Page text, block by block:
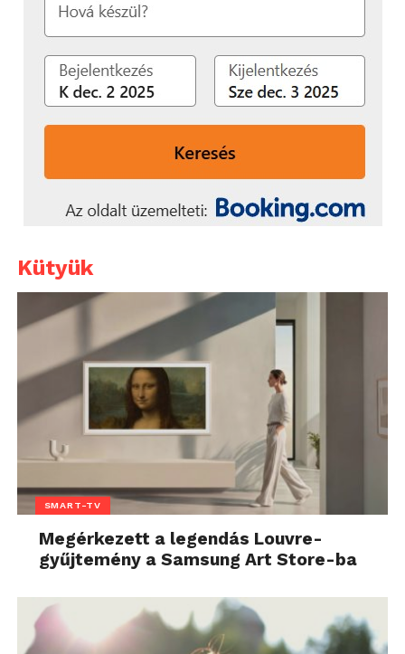
Kütyük
SMART-TV
Megérkezett a legendás Louvre-
gyűjtemény a Samsung Art Store-ba